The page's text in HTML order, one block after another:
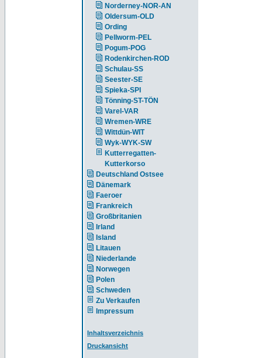
Norderney-NOR-AN
Oldersum-OLD
Ording
Pellworm-PEL
Pogum-POG
Rodenkirchen-ROD
Schulau-SS
Seester-SE
Spieka-SPI
Tönning-ST-TÖN
Varel-VAR
Wremen-WRE
Wittdün-WIT
Wyk-WYK-SW
Kutterregatten-
Kutterkorso
Deutschland Ostsee
Dänemark
Faeroer
Frankreich
Großbritanien
Irland
Island
Litauen
Niederlande
Norwegen
Polen
Schweden
Zu Verkaufen
Impressum
Inhaltsverzeichnis
Druckansicht